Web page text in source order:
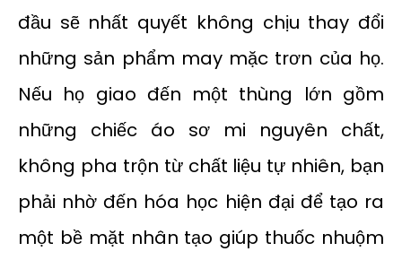
đầu sẽ nhất quyết không chịu thay đổi
những sản phẩm may mặc trơn của họ.
Nếu họ giao đến một thùng lớn gồm
những chiếc áo sơ mi nguyên chất,
không pha trộn từ chất liệu tự nhiên, bạn
phải nhờ đến hóa học hiện đại để tạo ra
một bề mặt nhân tạo giúp thuốc nhuộm